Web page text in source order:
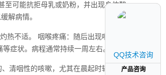
至可能抗拒母乳或奶粉，并出现身体酸
解病情。
热不适。 咽喉疼痛：随后出现咽喉疼
症状。病程通常持续一周左右。
清咽性的咳嗽，尤其在晨起时较为常
QQ技术咨询
产品咨询
QQ技术咨询
产品咨询